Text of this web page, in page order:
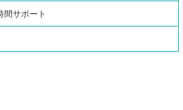
サポート